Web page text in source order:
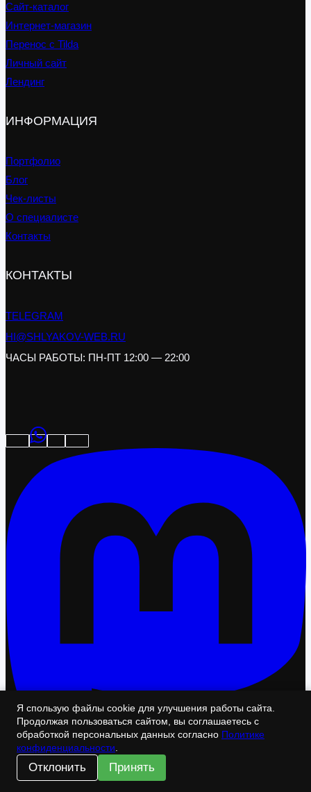
Сайт-каталог
Интернет-магазин
Перенос с Tilda
Личный сайт
Лендинг
ИНФОРМАЦИЯ
Портфолио
Блог
Чек-листы
О специалисте
Контакты
КОНТАКТЫ
TELEGRAM
HI@SHLYAKOV-WEB.RU
ЧАСЫ РАБОТЫ: ПН-ПТ 12:00 — 22:00
Я спользую файлы cookie для улучшения работы сайта.
Продолжая пользоваться сайтом, вы соглашаетесь с
обработкой персональных данных согласно Политике
конфиденциальности
Отклонить Принять